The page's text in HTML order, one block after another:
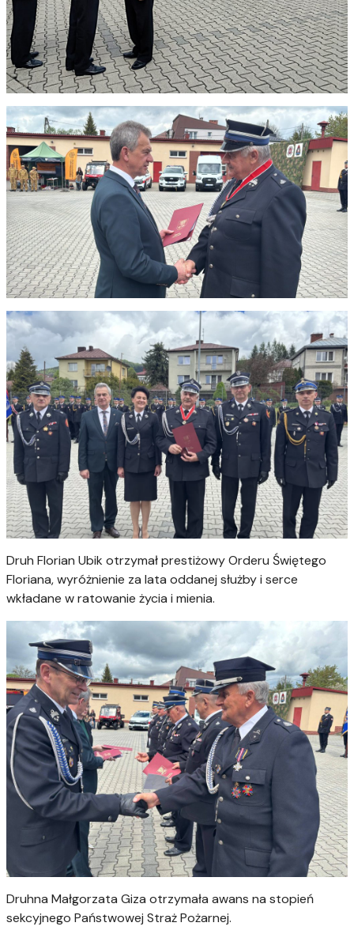
Druh Florian Ubik otrzymał prestiżowy Orderu Świętego
Floriana, wyróżnienie za lata oddanej służby i serce
wkładane w ratowanie życia i mienia.
Druhna Małgorzata Giza otrzymała awans na stopień
sekcyjnego Państwowej Straż Pożarnej.